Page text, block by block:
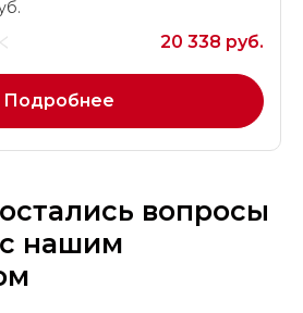
20 338 руб.
Подробнее
вопросы
нашим